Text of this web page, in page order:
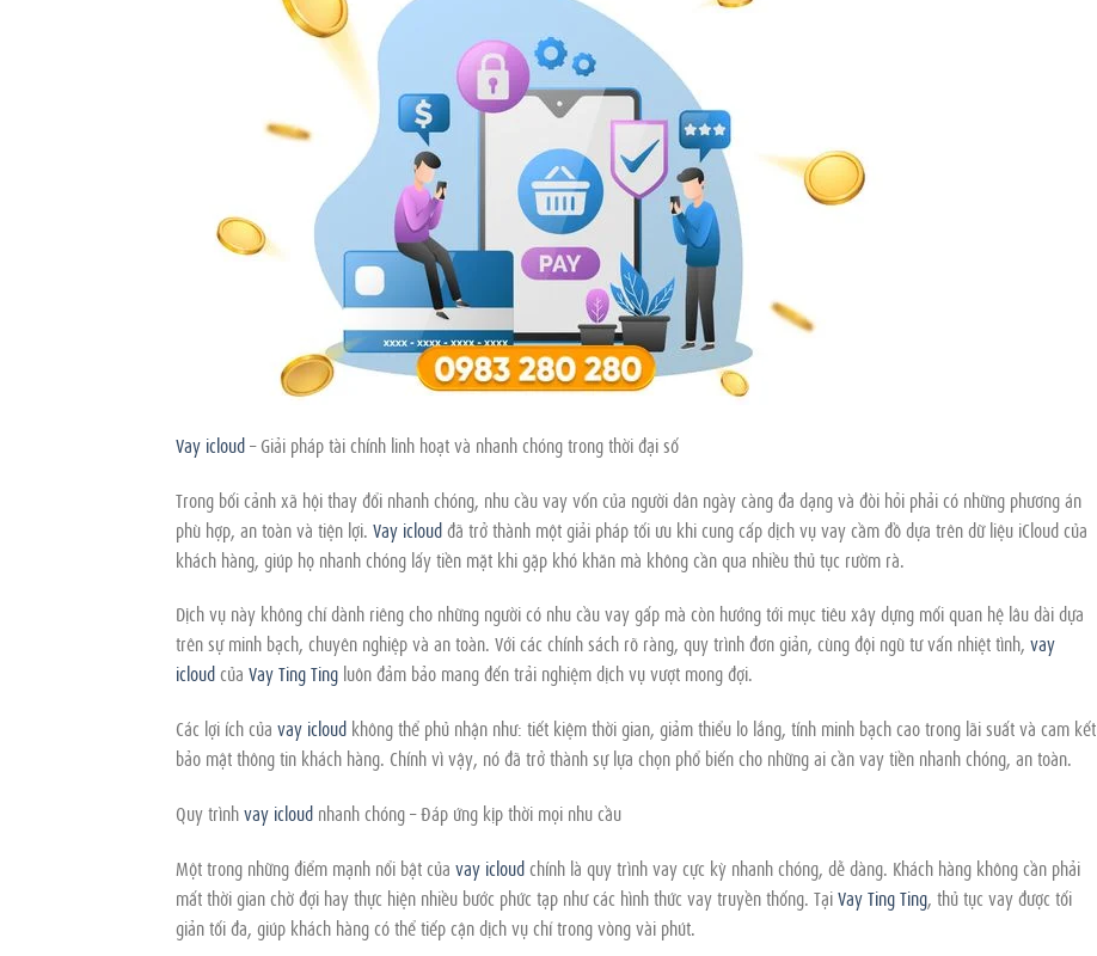
Vay icloud– Giải pháp tài chính linh hoạt và nhanh chóng trong thời đại số
Trong bối cảnh xã hội thay đổi nhanh chóng, nhu cầu vay vốn của người dân ngày càng đa dạng và đòi hỏi phải có những phương án
phù hợp, an toàn và tiện lợi. Vay icloudđã trở thành một giải pháp tối ưu khi cung cấp dịch vụ vay cầm đồ dựa trên dữ liệu iCloud của
khách hàng, giúp họ nhanh chóng lấy tiền mặt khi gặp khó khăn mà không cần qua nhiều thủ tục rườm rà.
Dịch vụ này không chỉ dành riêng cho những người có nhu cầu vay gấp mà còn hướng tới mục tiêu xây dựng mối quan hệ lâu dài dựa
trên sự minh bạch, chuyên nghiệp và an toàn. Với các chính sách rõ ràng, quy trình đơn giản, cùng đội ngũ tư vấn nhiệt tình, vay
icloudcủa Vay Ting Ting luôn đảm bảo mang đến trải nghiệm dịch vụ vượt mong đợi.
Các lợi ích của vay icloud không thể phủ nhận như: tiết kiệm thời gian, giảm thiểu lo lắng, tính minh bạch cao trong lãi suất và cam kết
bảo mật thông tin khách hàng. Chính vì vậy, nó đã trở thành sự lựa chọn phổ biến cho những ai cần vay tiền nhanh chóng, an toàn.
Quy trìnhvay icloud nhanh chóng – Đáp ứng kịp thời mọi nhu cầu
Một trong những điểm mạnh nổi bật của vay icloudchính là quy trình vay cực kỳ nhanh chóng, dễ dàng. Khách hàng không cần phải
mất thời gian chờ đợi hay thực hiện nhiều bước phức tạp như các hình thức vay truyền thống. TạiVay Ting Ting, thủ tục vay được tối
giản tối đa, giúp khách hàng có thể tiếp cận dịch vụ chỉ trong vòng vài phút.